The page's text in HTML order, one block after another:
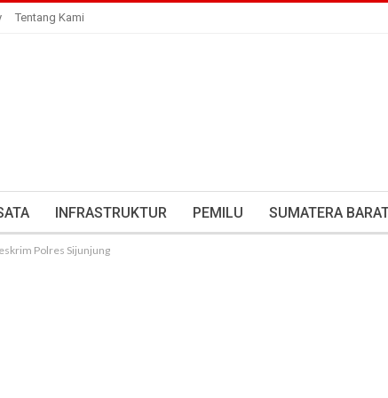
Tentang Kami
INFRASTRUKTUR PEMILU SUMATERA
Polres Sijunjung